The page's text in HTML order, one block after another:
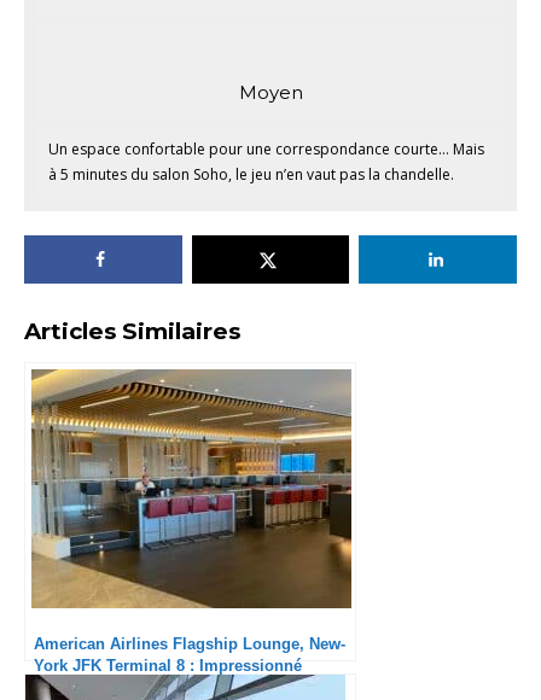
Moyen
Un espace confortable pour une correspondance courte… Mais
à 5 minutes du salon Soho, le jeu n’en vaut pas la chandelle.
Articles Similaires
American Airlines Flagship Lounge, New-
York JFK Terminal 8 : Impressionné